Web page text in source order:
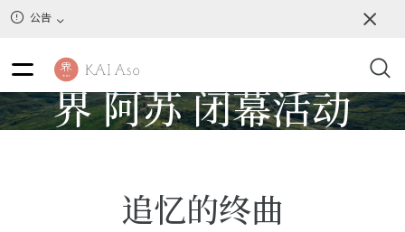
公告
界 阿苏 闭幕活动
追忆的终曲